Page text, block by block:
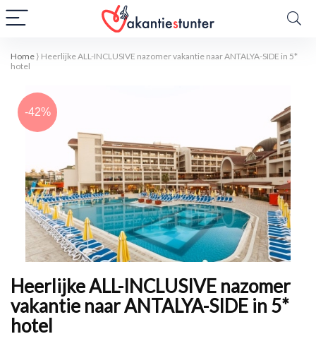
Home ⟩ Heerlijke ALL-INCLUSIVE nazomer vakantie naar ANTALYA-SIDE in 5*
hotel
-42%
Heerlijke ALL-INCLUSIVE nazomer
vakantie naar ANTALYA-SIDE in 5*
hotel